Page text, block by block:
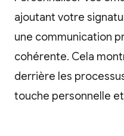
ajoutant votre
une communication
cohérente. Cela
derrière les
touche personnelle